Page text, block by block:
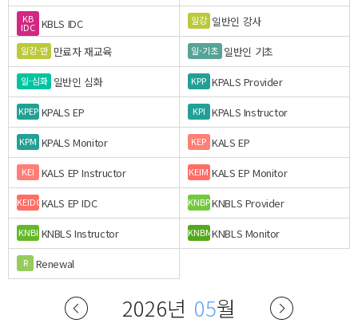
KB
IDC KBLS IDC 일강 일반인 강사
일강-만 만료자 재교육 일-기초 일반인 기초
일-심화 일반인 심화 KPP KPALS Provider
KPEP KPALS EP KPI KPALS Instructor
KPM KPALS Monitor KEP KALS EP
KEI KALS EP Instructor KEIM KALS EP Monitor
KEIDCKALS EP IDC KNBPKNBLS Provider
KNBI KNBLS Instructor KNBMKNBLS Monitor
R Renewal
2026년 05월